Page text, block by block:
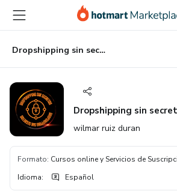
principal
página
de
página
Dropshipping sin secretos
Dropshipping sin
wilmar ruiz duran
Formato: Cursos online y Servicios de
Idioma: Español